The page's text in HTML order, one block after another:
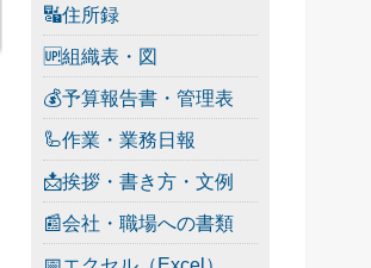
🔣住所録
🆙組織表・図
💰予算報告書・管理表
🦾作業・業務日報
📩挨拶・書き方・文例
📰会社・職場への書類